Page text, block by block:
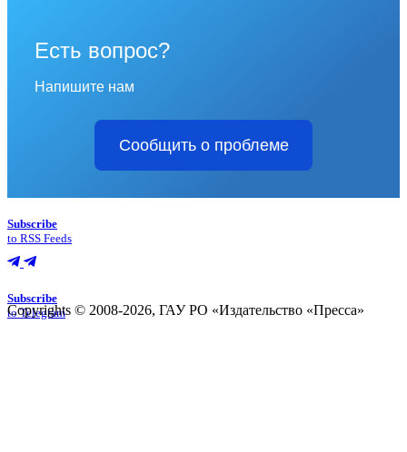
Есть вопрос?
Напишите нам
Сообщить о проблеме
Subscribe
to RSS Feeds
Subscribe
to Telegram
Copyrights © 2008-2026, ГАУ РО «Издательство «Пресса»